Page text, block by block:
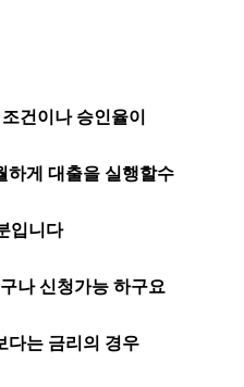
건이나 승인율이
하게 대출을 실행할수
입니다
나 신청가능 하구요
다는 금리의 경우